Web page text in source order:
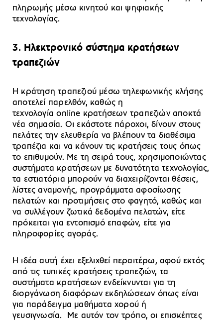
πληρωμής μέσω κινητού και ψηφιακής
τεχνολογίας.
3. Ηλεκτρονικό σύστημα κρατήσεων
τραπεζιών
Η κράτηση τραπεζιού μέσω τηλεφωνικής κλήσης
αποτελεί παρελθόν, καθώς η
τεχνολογία online κρατήσεων τραπεζιών αποκτά
νέα σημασία. Οι εκάστοτε πάροχοι, δίνουν στους
πελάτες την ελευθερία να βλέπουν τα διαθέσιμα
τραπέζια και να κάνουν τις κρατήσεις τους όπως
το επιθυμούν. Με τη σειρά τους, χρησιμοποιώντας
συστήματα κρατήσεων με δυνατότητα τεχνολογίας,
τα εστιατόρια μπορούν να διαχειρίζονται θέσεις,
λίστες αναμονής, προγράμματα αφοσίωσης
πελατών και προτιμήσεις στο φαγητό, καθώς και
να συλλέγουν ζωτικά δεδομένα πελατών, είτε
πρόκειται για εντοπισμό επαφών, είτε για
πληροφορίες αγοράς.
Η ιδέα αυτή έχει εξελιχθεί περαιτέρω, αφού εκτός
από τις τυπικές κρατήσεις τραπεζιών, τα
συστήματα κρατήσεων ενδείκνυνται για τη
διοργάνωση διαφόρων εκδηλώσεων όπως είναι
για παράδειγμα μαθήματα χορού ή
γευσιγνωσία. Με αυτόν τον τρόπο, οι επισκέπτες